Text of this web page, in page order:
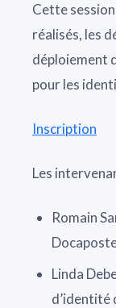
Cette
réalisés, les
déploiement
pour les
Inscription
Les
Romain
Linda
d’identité